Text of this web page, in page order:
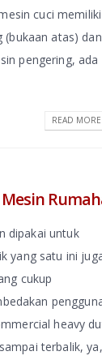
cuci memiliki
(bukaan atas) dan
pengering, ada
READ
dipakai untuk
yang satu ini
cukup
heavy
terbalik, ya,